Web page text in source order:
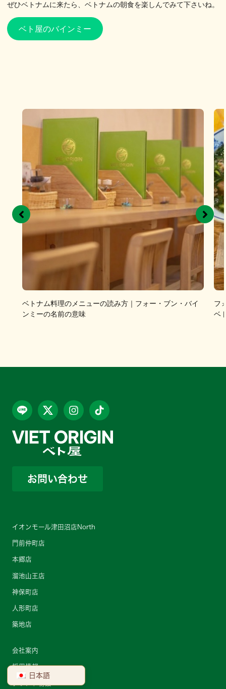
ぜひベトナムに来たら、ベトナムの朝食を楽しんでみて下さいね。
ベト屋のバインミー
ベトナム料理のメニューの読み方｜フォー・ブン・バイ
ンミーの名前の意味
フ
ベ
お問い合わせ
イオンモール津田沼店North
門前仲町店
本郷店
溜池山王店
神保町店
人形町店
築地店
会社案内
採用情報
日本語